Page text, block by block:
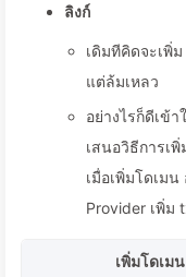
ลิงก์
เดิมทีคิดจะเพิ่
แต่ล้มเหลว
อย่างไรก็ดีเข้
เสนอวิธีการเ
เมื่อเพิ่มโดเม
Provider เพิ่ม
เพิ่มโดเมน